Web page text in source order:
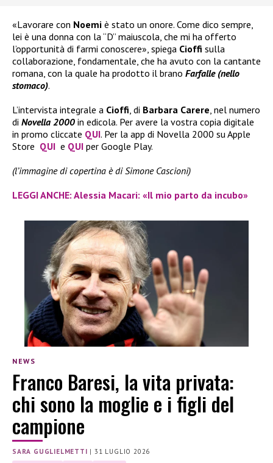
«Lavorare con Noemi è stato un onore. Come dico sempre,
lei è una donna con la “D” maiuscola, che mi ha offerto
l’opportunità di farmi conoscere», spiega Cioffi sulla
collaborazione, fondamentale, che ha avuto con la cantante
romana, con la quale ha prodotto il brano Farfalle (nello
stomaco).
L’intervista integrale a Cioffi , di Barbara Carere , nel numero
di Novella 2000 in edicola. Per avere la vostra copia digitale
in promo cliccate QUI. Per la app di Novella 2000 su Apple
Store QUI e QUI per Google Play.
(l’immagine di copertina è di Simone Cascioni)
LEGGI ANCHE: Alessia Macari: «Il mio parto da incubo»
NEWS
Franco Baresi, la vita privata:
chi sono la moglie e i figli del
campione
SARA GUGLIELMETTI |31 LUGLIO 2026